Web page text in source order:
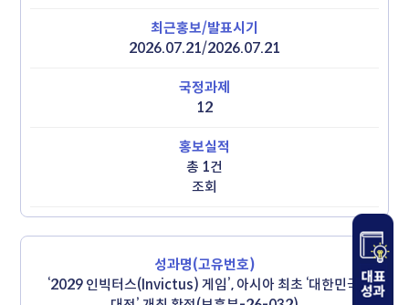
2026.07.21/2026.07.21
12
총 1건
조회
‘2029 인빅터스(Invictus) 게임’, 아시아 최초 ‘대한민국